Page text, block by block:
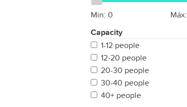
Min: 0 Máx:
Capacity
1-12 people
12-20 people
20-30 people
30-40 people
40+ people